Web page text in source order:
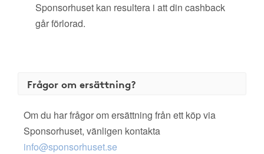
Sponsorhuset kan resultera i att din cashback
går förlorad.
Frågor om ersättning?
Om du har frågor om ersättning från ett köp via
Sponsorhuset, vänligen kontakta
info@sponsorhuset.se